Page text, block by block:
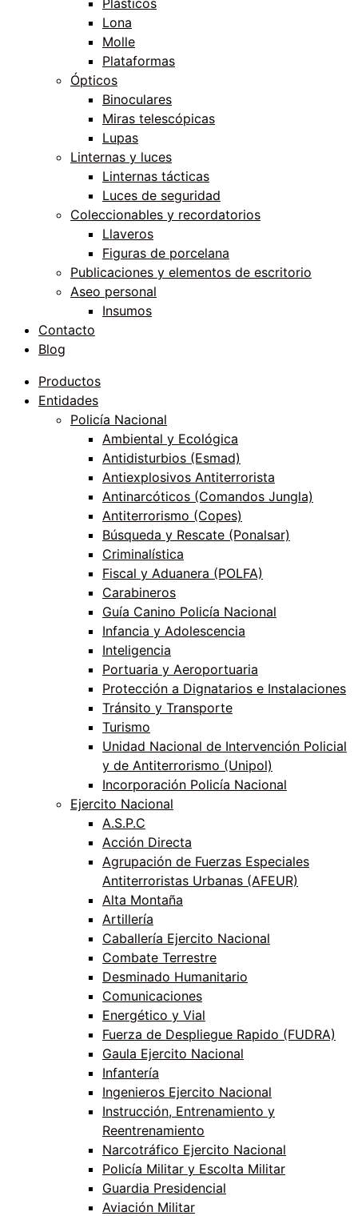
Plásticos
Lona
Molle
Plataformas
Ópticos
Binoculares
Miras telescópicas
Lupas
Linternas y luces
Linternas tácticas
Luces de seguridad
Coleccionables y recordatorios
Llaveros
Figuras de porcelana
Publicaciones y elementos de escritorio
Aseo personal
Insumos
Contacto
Blog
Productos
Entidades
Policía Nacional
Ambiental y Ecológica
Antidisturbios (Esmad)
Antiexplosivos Antiterrorista
Antinarcóticos (Comandos Jungla)
Antiterrorismo (Copes)
Búsqueda y Rescate (Ponalsar)
Criminalística
Fiscal y Aduanera (POLFA)
Carabineros
Guía Canino Policía Nacional
Infancia y Adolescencia
Inteligencia
Portuaria y Aeroportuaria
Protección a Dignatarios e Instalaciones
Tránsito y Transporte
Turismo
Unidad Nacional de Intervención Policial
y de Antiterrorismo (Unipol)
Incorporación Policía Nacional
Ejercito Nacional
A.S.P.C
Acción Directa
Agrupación de Fuerzas Especiales
Antiterroristas Urbanas (AFEUR)
Alta Montaña
Artillería
Caballería Ejercito Nacional
Combate Terrestre
Desminado Humanitario
Comunicaciones
Energético y Vial
Fuerza de Despliegue Rapido (FUDRA)
Gaula Ejercito Nacional
Infantería
Ingenieros Ejercito Nacional
Instrucción, Entrenamiento y
Reentrenamiento
Narcotráfico Ejercito Nacional
Policía Militar y Escolta Militar
Guardia Presidencial
Aviación Militar